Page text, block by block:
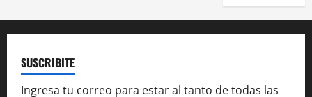
SUSCRIBITE
Ingresa tu correo para estar al tanto de todas las